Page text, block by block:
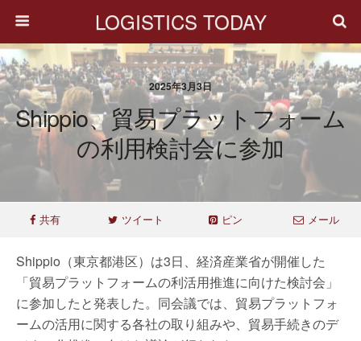
LOGISTICS TODAY
2025年3月3日
Shippio、貿易プラットフォーム
の利用検討会に参加
共有 ツイート ピン メール
Shippio（東京都港区）は3日、経済産業省が開催した
「貿易プラットフォームの利活用推進に向けた検討会」
に参加したと発表した。同会議では、貿易プラットフォ
ームの活用に関する各社の取り組みや、貿易手続きのデ